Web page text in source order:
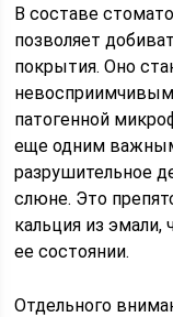
В составе
позволяет
покрытия. Оно
патогенной
еще одним
разрушительное
слюне. Это
кальция из эмали,
ее состоянии.
Отдельного